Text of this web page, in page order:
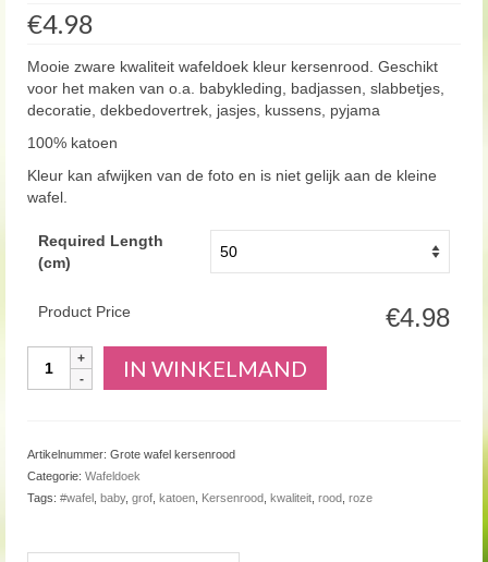
€4.98
Mooie zware kwaliteit wafeldoek kleur kersenrood. Geschikt
voor het maken van o.a. babykleding, badjassen, slabbetjes,
decoratie, dekbedovertrek, jasjes, kussens, pyjama
100% katoen
Kleur kan afwijken van de foto en is niet gelijk aan de kleine
wafel.
Required Length
(cm)
Product Price €4.98
IN WINKELMAND
Artikelnummer: Grote wafel kersenrood
Categorie: Wafeldoek
Tags: #wafel baby, grof katoen Kersenrood kwaliteit rood roze